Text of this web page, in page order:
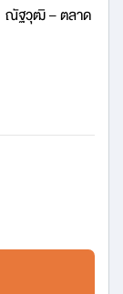
ณัฐวุฒิ – ตลาด